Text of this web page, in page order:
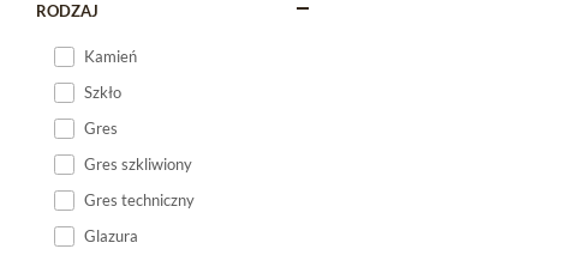
RODZAJ
Kamień
Szkło
Gres
Gres szkliwiony
Gres techniczny
Glazura